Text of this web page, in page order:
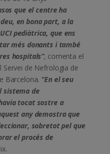
que el centre ha
en bona part, a la
pediàtrica, que ens
més donants i també
hospitals”, comenta el
de Nefrologia de
Barcelona. “En el seu
sistema de
tocat sostre a
any demostra que
sobretot pel que
el procés de